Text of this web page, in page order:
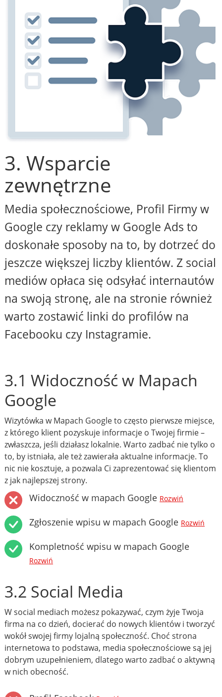
3. Wsparcie
zewnętrzne
Media społecznościowe, Profil Firmy w
Google czy reklamy w Google Ads to
doskonałe sposoby na to, by dotrzeć do
jeszcze większej liczby klientów. Z social
mediów opłaca się odsyłać internautów
na swoją stronę, ale na stronie również
warto zostawić linki do profilów na
Facebooku czy Instagramie.
3.1 Widoczność w Mapach
Google
Wizytówka w Mapach Google to często pierwsze miejsce,
z którego klient pozyskuje informacje o Twojej firmie –
zwłaszcza, jeśli działasz lokalnie. Warto zadbać nie tylko o
to, by istniała, ale też zawierała aktualne informacje. To
nic nie kosztuje, a pozwala Ci zaprezentować się klientom
z jak najlepszej strony.
Widoczność w mapach Google Rozwiń
Zgłoszenie wpisu w mapach Google Rozwiń
Kompletność wpisu w mapach Google
Rozwiń
3.2 Social Media
W social mediach możesz pokazywać, czym żyje Twoja
firma na co dzień, docierać do nowych klientów i tworzyć
wokół swojej firmy lojalną społeczność. Choć strona
internetowa to podstawa, media społecznościowe są jej
dobrym uzupełnieniem, dlatego warto zadbać o aktywną
w nich obecność.